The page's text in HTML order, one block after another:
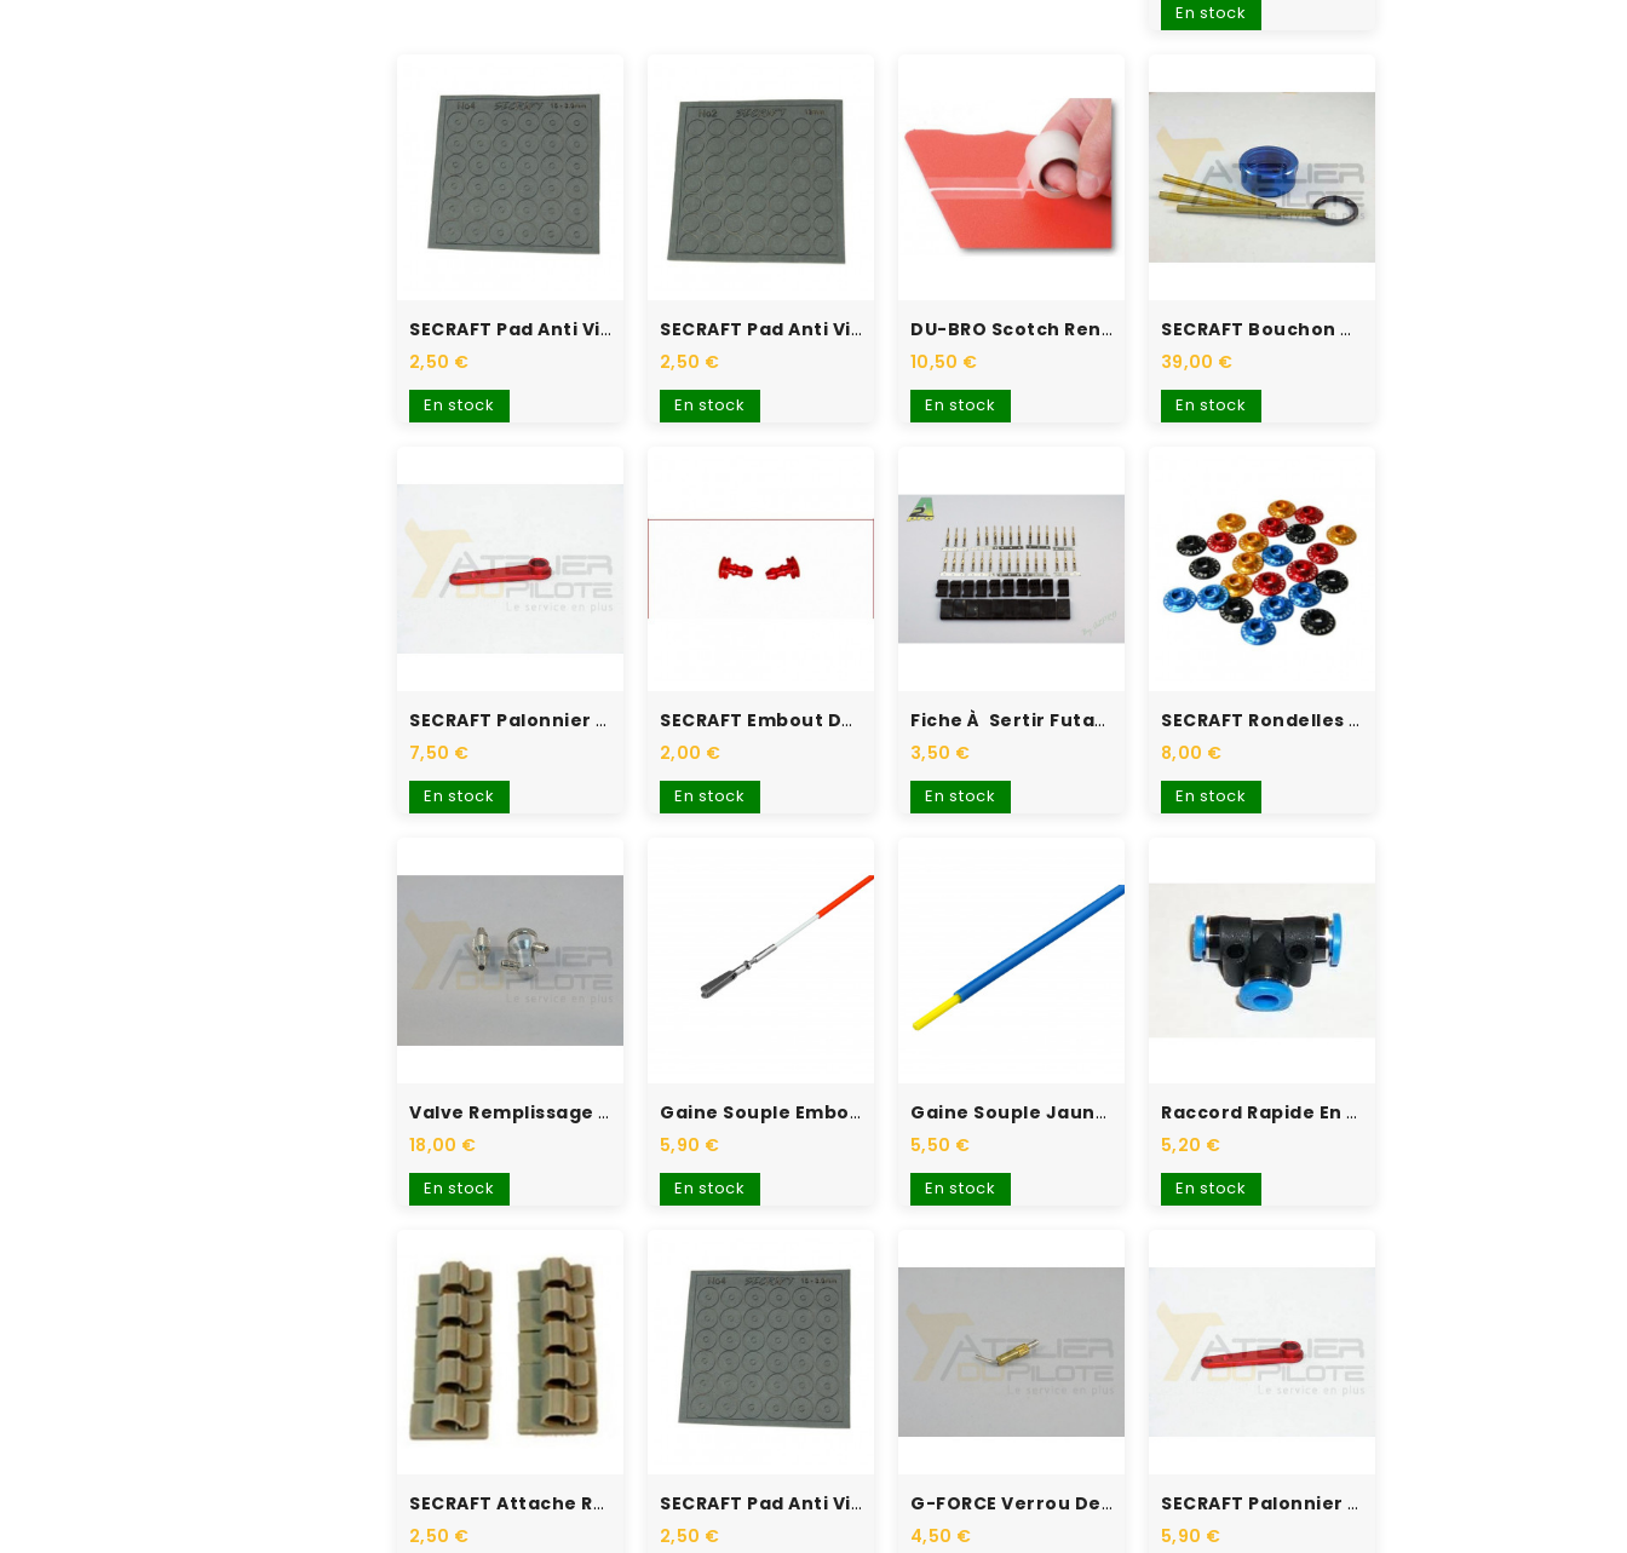
En stock
SECRAFT Pad Anti Vibration...
2,50 €
En stock
SECRAFT Pad Anti Vibration...
2,50 €
En stock
DU-BRO Scotch Renfort...
10,50 €
En stock
SECRAFT Bouchon De...
39,00 €
En stock
SECRAFT Palonnier Alu...
7,50 €
En stock
SECRAFT Embout Durite...
2,00 €
En stock
Fiche À Sertir Futaba Femelle
3,50 €
En stock
SECRAFT Rondelles Cuvettes...
8,00 €
En stock
Valve Remplissage Essence...
18,00 €
En stock
Gaine Souple Embout M2 1 Mètre
5,90 €
En stock
Gaine Souple Jaune Bleu 1...
5,50 €
En stock
Raccord Rapide En T...
5,20 €
En stock
SECRAFT Attache Rapide...
2,50 €
SECRAFT Pad Anti Vibration...
2,50 €
G-FORCE Verrou De Verrière...
4,50 €
SECRAFT Palonnier Alu...
5,90 €